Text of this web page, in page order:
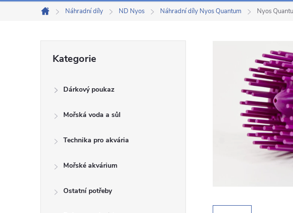
Domů
Náhradní díly ND Nyos Náhradní díly Nyos Quantum Nyos
kategorie
Kategorie
Dárkový poukaz
Mořská voda a sůl
Technika pro akvária
Mořské akvárium
Ostatní potřeby